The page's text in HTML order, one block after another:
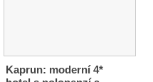
Kaprun: moderní 4*